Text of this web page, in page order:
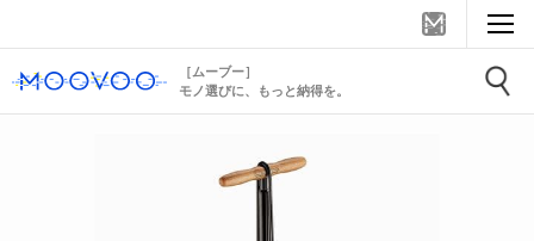
［ムーブー］
モノ選びに、もっと納得を。